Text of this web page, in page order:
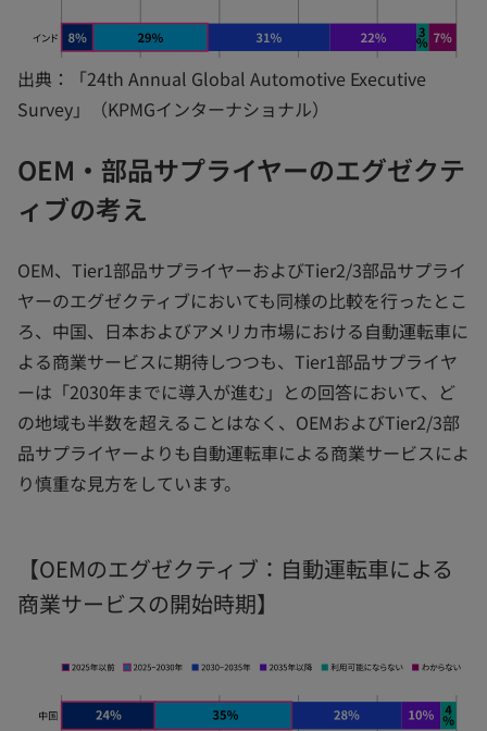
出典：「24th Annual Global Automotive Executive
Survey」（KPMGインターナショナル）
OEM・部品サプライヤーのエグゼクテ
ィブの考え
OEM、Tier1部品サプライヤーおよびTier2/3部品サプライ
ヤーのエグゼクティブにおいても同様の比較を行ったとこ
ろ、中国、日本およびアメリカ市場における自動運転車に
よる商業サービスに期待しつつも、Tier1部品サプライヤ
ーは「2030年までに導入が進む」との回答において、ど
の地域も半数を超えることはなく、OEMおよびTier2/3部
品サプライヤーよりも自動運転車による商業サービスによ
り慎重な見方をしています。
【OEMのエグゼクティブ：自動運転車による
商業サービスの開始時期】